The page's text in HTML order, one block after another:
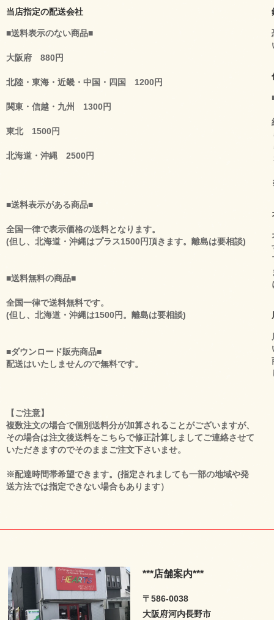
当店指定の配送会社
■送料表示のない商品■
大阪府 880円
北陸・東海・近畿・中国・四国 1200円
関東・信越・九州 1300円
東北 1500円
北海道・沖縄 2500円
■送料表示がある商品■
全国一律で表示価格の送料となります。
(但し、北海道・沖縄はプラス1500円頂きます。離島は要相談)
■送料無料の商品■
全国一律で送料無料です。
(但し、北海道・沖縄は1500円。離島は要相談)
■ダウンロード販売商品■
配送はいたしませんので無料です。
【ご注意】
複数注文の場合で個別送料分が加算されることがございますが、
その場合は注文後送料をこちらで修正計算しましてご連絡させて
いただきますのでそのままご注文下さいませ。
※配達時間帯希望できます。(指定されましても一部の地域や発
送方法では指定できない場合もあります）
***店舗案内***
〒586-0038
大阪府河内長野市